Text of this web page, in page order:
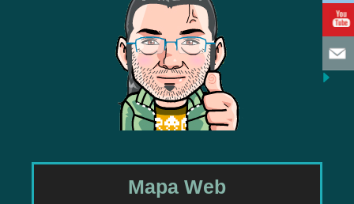
Mapa Web